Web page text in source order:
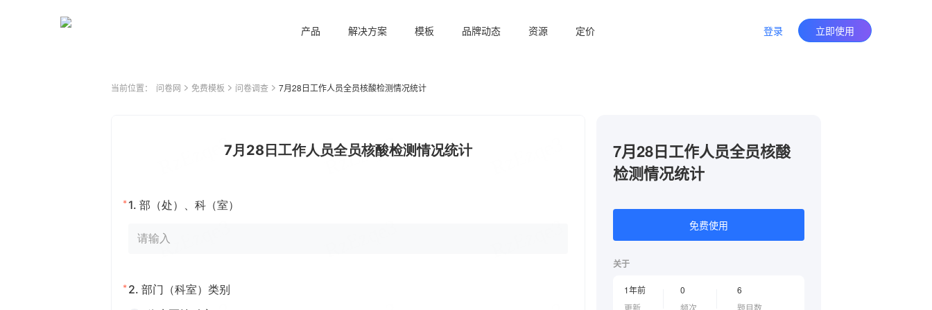
产品 解决方案 模板 品牌动态 资源 定价 登录 立即使用
当前位置： 问卷网 免费模板 问卷调查 7月28日工作人员全员核酸检测情况统计
7月28日工作人员全员核酸
检测情况统计
免费使用
关于
1年前
更新
0
频次
6
题目数